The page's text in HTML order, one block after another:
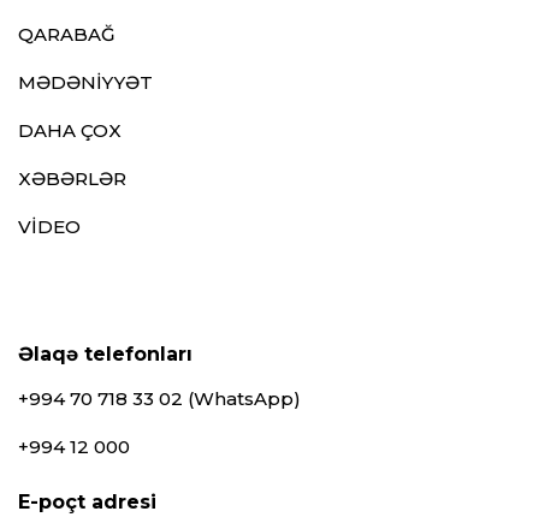
QARABAĞ
MƏDƏNİYYƏT
DAHA ÇOX
XƏBƏRLƏR
VİDEO
Əlaqə telefonları
+994 70 718 33 02 (WhatsApp)
+994 12 000
E-poçt adresi